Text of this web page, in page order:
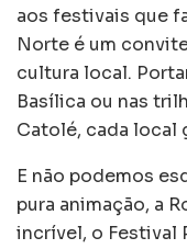
aos festivais que
Norte é um
cultura local.
Basílica ou nas
Catolé, cada local
E não podemos
pura animação, a
incrível, o Festival